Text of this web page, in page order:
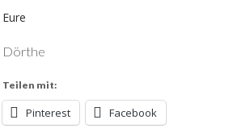
Eure
Dörthe
Teilen mit:
Pinterest Facebook